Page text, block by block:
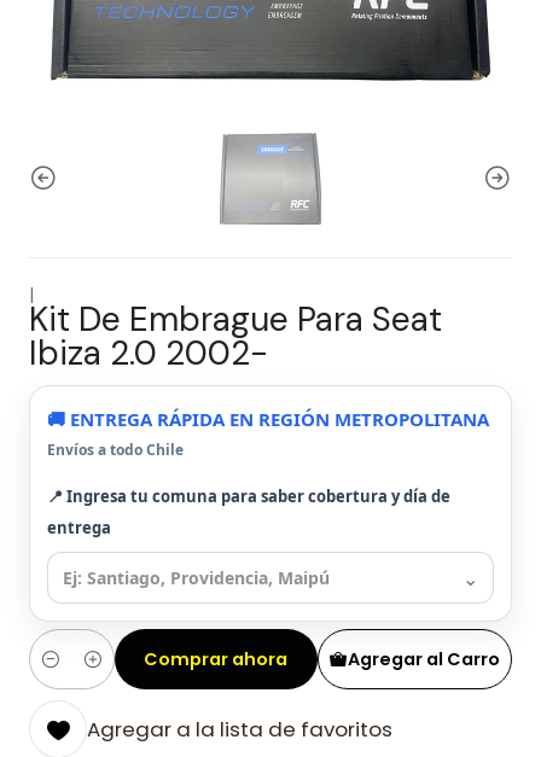
|
Kit De Embrague Para Seat
Ibiza 2.0 2002-
🚚 ENTREGA RÁPIDA EN REGIÓN METROPOLITANA
Envíos a todo Chile
📍 Ingresa tu comuna para saber cobertura y día de
entrega
⌄
Cantidad
Agregar al Carro
Comprar ahora
Agregar a la lista de favoritos